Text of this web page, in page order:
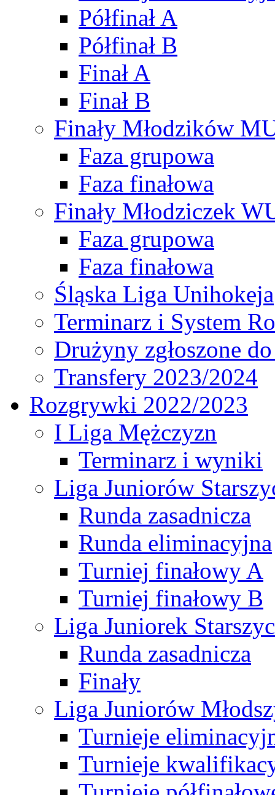
Półfinał A
Półfinał B
Finał A
Finał B
Finały Młodzików
Faza grupowa
Faza finałowa
Finały Młodziczek
Faza grupowa
Faza finałowa
Śląska Liga Unihokeja
Terminarz i System
Drużyny zgłoszone
Transfery 2023/2024
Rozgrywki 2022/2023
I Liga Mężczyzn
Terminarz i wyniki
Liga Juniorów
Runda zasadnicza
Runda eliminacyjna
Turniej finałowy A
Turniej finałowy B
Liga Juniorek
Runda zasadnicza
Finały
Liga Juniorów
Turnieje
Turnieje